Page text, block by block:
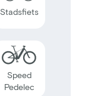
Stadsfiets
Speed
Pedelec